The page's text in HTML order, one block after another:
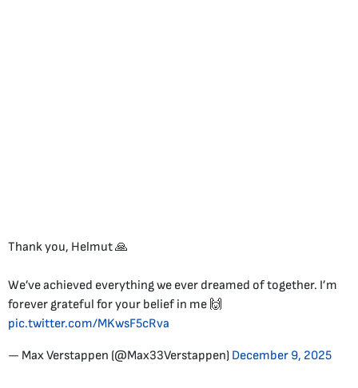
Thank you, Helmut 🙏
We’ve achieved everything we ever dreamed of together. I’m
forever grateful for your belief in me 🙌
pic.twitter.com/MKwsF5cRva
— Max Verstappen (@Max33Verstappen) December 9, 2025